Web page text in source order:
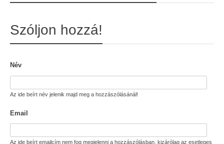
Szóljon hozzá!
Név
Az ide beírt név jelenik majd meg a hozzászólásánál!
Email
Az ide beírt emailcím nem fog megjelenni a hozzászólásban, kizárólag az esetleges